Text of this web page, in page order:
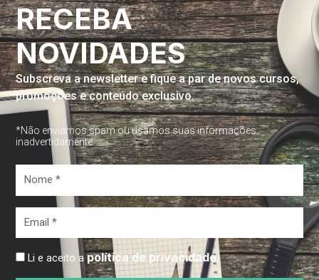
RECEBA
NOVIDADES
Subscreva a newsletter e fique a par de novos cursos,
promoções e conteúdo exclusivo.
*Não enviamos spam ou usamos suas informações
inadvertidamente
Li e aceito apolítica de privacidade